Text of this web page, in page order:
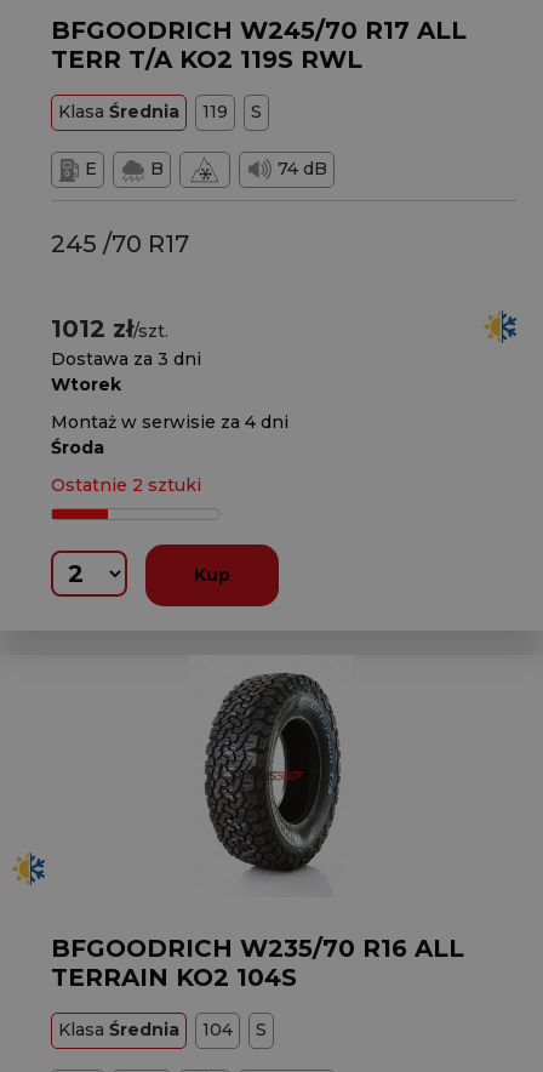
BFGOODRICH W245/70 R17 ALL
TERR T/A KO2 119S RWL
KlasaŚrednia 119 S
E B 74 dB
245 /70 R17
1012 zł/szt.
Dostawa za 3 dni
Wtorek
Montaż w serwisie za 4 dni
Środa
Ostatnie 2 sztuki
Kup
BFGOODRICH W235/70 R16 ALL
TERRAIN KO2 104S
KlasaŚrednia 104 S